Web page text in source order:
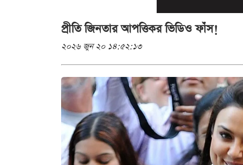
প্রীতি জিনতার আপত্তিকর ভিডিও ফাঁস!
২০২৬ জুন ২০ ১৪:৫২:১৩